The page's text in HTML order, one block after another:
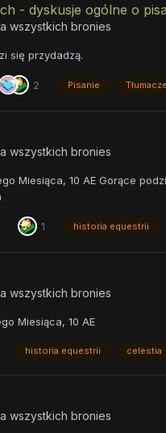
- dyskusje ogólne o
wszystkich bronies
się przydadzą.
2 Pisanie
wszystkich bronies
Miesiąca, 10 AE Gorące
1 historia equestrii
wszystkich bronies
Miesiąca, 10 AE
historia equestrii celestia
wszystkich bronies